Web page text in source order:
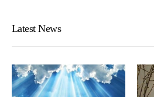
Latest News